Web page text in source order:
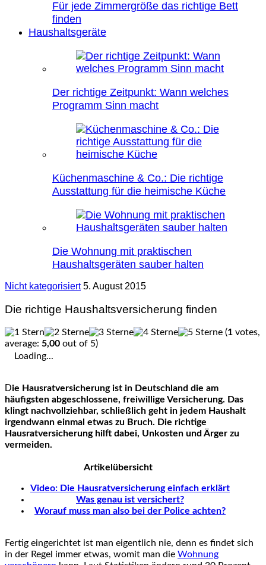
Für jede Zimmergröße das richtige Bett
finden
Haushaltsgeräte
Der richtige Zeitpunkt: Wann welches
Programm Sinn macht
Küchenmaschine & Co.: Die richtige
Ausstattung für die heimische Küche
Die Wohnung mit praktischen
Haushaltsgeräten sauber halten
Nicht kategorisiert 5. August 2015
Die richtige Haushaltsversicherung finden
(1 votes,
average: 5,00 out of 5)
Loading...
Die Hausratversicherung ist in Deutschland die am
häufigsten abgeschlossene, freiwillige Versicherung. Das
klingt nachvollziehbar, schließlich geht in jedem Haushalt
irgendwann einmal etwas zu Bruch. Die richtige
Hausratversicherung hilft dabei, Unkosten und Ärger zu
vermeiden.
Artikelübersicht
Video: Die Hausratversicherung einfach erklärt
Was genau ist versichert?
Worauf muss man also bei der Police achten?
Fertig eingerichtet ist man eigentlich nie, denn es findet sich
in der Regel immer etwas, womit man die Wohnung